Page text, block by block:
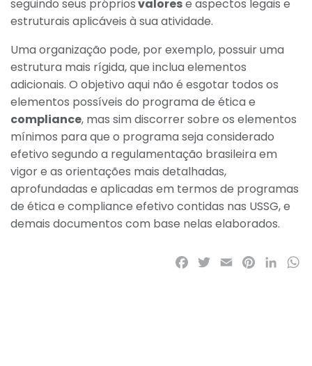
seguindo seus própriosvalorese aspectos legais e
estruturais aplicáveis à sua atividade.
Uma organização pode, por exemplo, possuir uma
estrutura mais rígida, que inclua elementos
adicionais. O objetivo aqui não é esgotar todos os
elementos possíveis do programa de ética e
compliance, mas sim discorrer sobre os elementos
mínimos para que o programa seja considerado
efetivo segundo a regulamentação brasileira em
vigor e as orientações mais detalhadas,
aprofundadas e aplicadas em termos de programas
de ética e compliance efetivo contidas nas USSG, e
demais documentos com base nelas elaborados.
Facebook
Twitter
EmailPinterest